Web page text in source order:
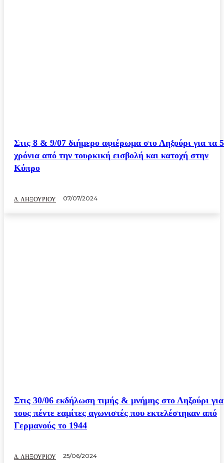
Στις 8 & 9/07 διήμερο αφιέρωμα στο Ληξούρι για τα
χρόνια από την τουρκική εισβολή και κατοχή στην
Κύπρο
Δ. ΛΗΞΟΥΡΙΟΥ 07/07/2024
Στις 30/06 εκδήλωση τιμής & μνήμης στο Ληξούρι για
τους πέντε εαμίτες αγωνιστές που εκτελέστηκαν από
Γερμανούς το 1944
Δ. ΛΗΞΟΥΡΙΟΥ 25/06/2024